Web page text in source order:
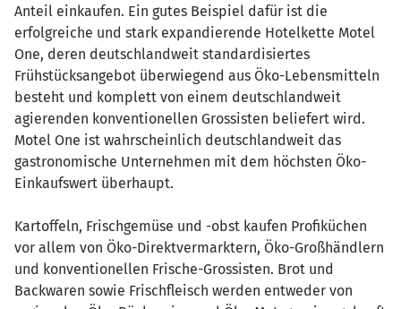
Anteil einkaufen. Ein gutes Beispiel dafür ist die
erfolgreiche und stark expandierende Hotelkette Motel
One, deren deutschlandweit standardisiertes
Frühstücksangebot überwiegend aus Öko-Lebensmitteln
besteht und komplett von einem deutschlandweit
agierenden konventionellen Grossisten beliefert wird.
Motel One ist wahrscheinlich deutschlandweit das
gastronomische Unternehmen mit dem höchsten Öko-
Einkaufswert überhaupt.
Kartoffeln, Frischgemüse und -obst kaufen Profiküchen
vor allem von Öko-Direktvermarktern, Öko-Großhändlern
und konventionellen Frische-Grossisten. Brot und
Backwaren sowie Frischfleisch werden entweder von